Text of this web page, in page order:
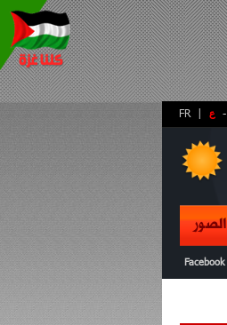
- ع FR
الصور
Facebook